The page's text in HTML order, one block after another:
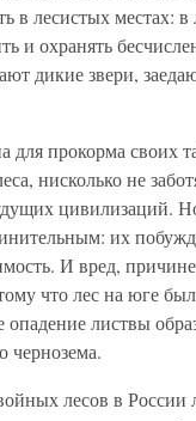
в лесистых местах: в
и охранять
дикие звери,
прокорма своих
нисколько не
цивилизаций.
их
И вред,
что лес на юге
листвы
чернозема.
лесов в России